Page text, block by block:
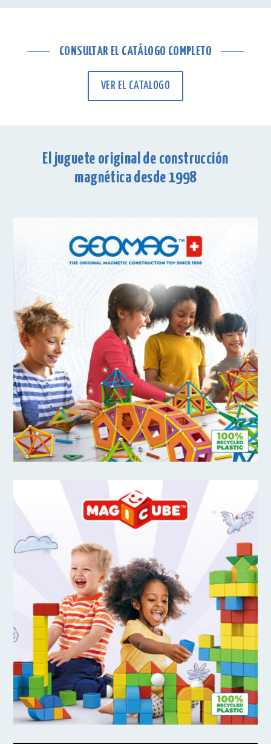
CONSULTAR EL CATÁLOGO COMPLETO
VER EL CATALOGO
El juguete original de construcción
magnética desde 1998